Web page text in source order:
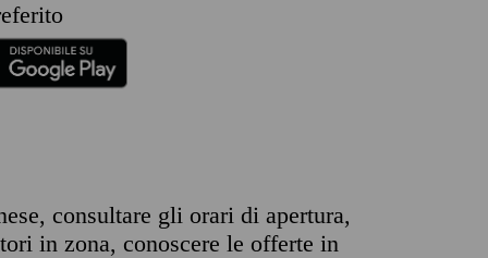
consultare gli orari di apertura,
in zona, conoscere le offerte in